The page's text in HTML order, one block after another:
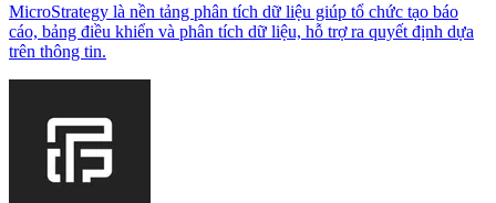
MicroStrategy là nền tảng phân tích dữ liệu giúp tổ chức tạo báo
cáo, bảng điều khiển và phân tích dữ liệu, hỗ trợ ra quyết định dựa
trên thông tin.